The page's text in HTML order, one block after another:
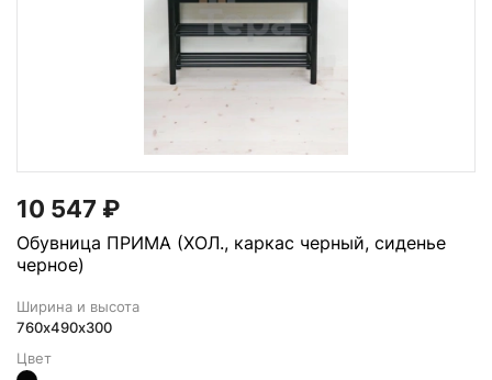
10 547 ₽
Обувница ПРИМА (ХОЛ., каркас черный, сиденье
черное)
Ширина и высота
760х490х300
Цвет